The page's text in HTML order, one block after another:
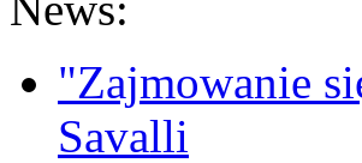
"Zajmowanie
Savalli